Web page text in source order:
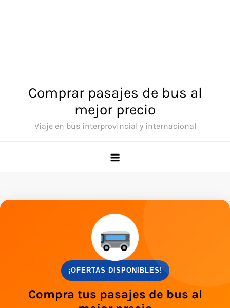
Comprar pasajes de bus al
mejor precio
Viaje en bus interprovincial y internacional
¡OFERTAS DISPONIBLES!
Compra tus pasajes de bus al